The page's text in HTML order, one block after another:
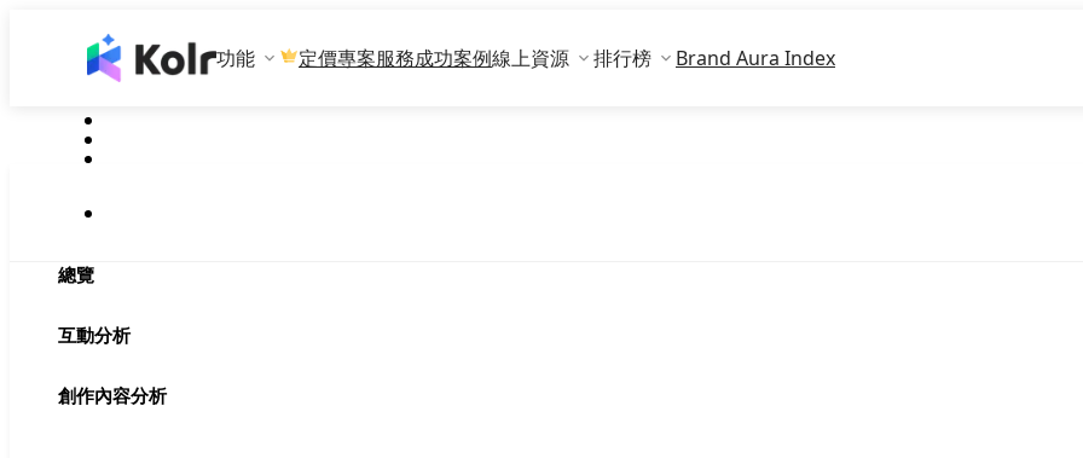
功能 定價專案服務成功案例線上資源 排行榜 Brand Aura Index
總覽
互動分析
創作內容分析